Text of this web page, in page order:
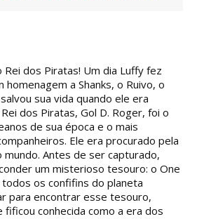
Rei dos Piratas! Um dia Luffy fez
a Shanks, o Ruivo, o
sua vida quando ele era
dos Piratas, Gol D. Roger, foi o
de sua época e o mais
Ele era procurado pela
mundo. Antes de ser capturado,
um misterioso tesouro: o One
os confifins do planeta
para encontrar esse tesouro,
fificou conhecida como a era dos